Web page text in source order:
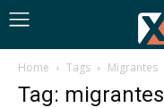
Home Tags Migrantes
Tag: migrantes